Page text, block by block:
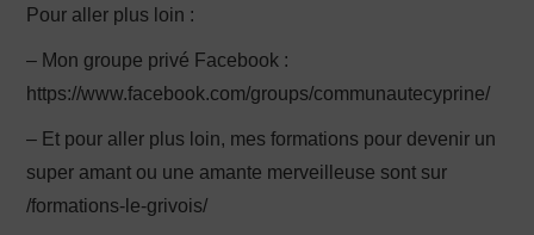
Pour aller plus loin :
– Mon groupe privé Facebook :
https://www.facebook.com/groups/communautecyprine/
– Et pour aller plus loin, mes formations pour devenir un
super amant ou une amante merveilleuse sont sur
/formations-le-grivois/